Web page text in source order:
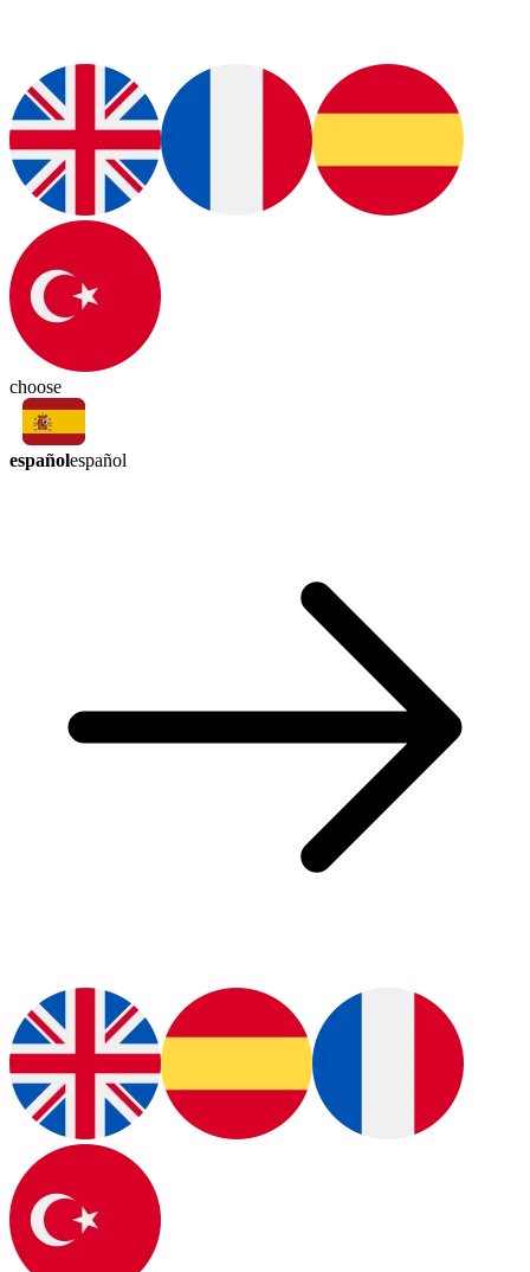
choose
españolespañol